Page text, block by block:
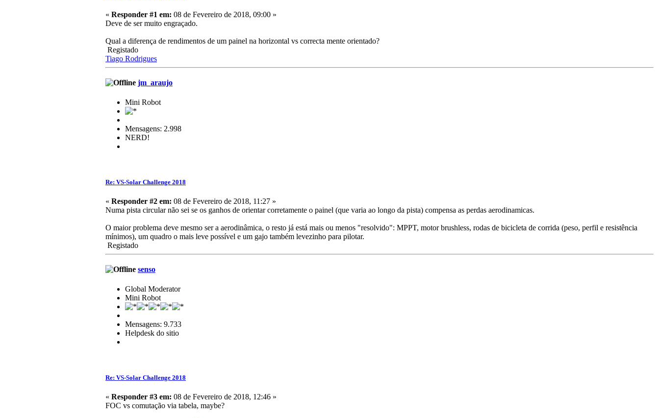
« Responder #1 em: 08 de Fevereiro de 2018, 09:00 »
Deve de ser muito engraçado.
Qual a diferença de rendimentos de um painel na horizontal vs correcta mente orientado?
Registado
Tiago Rodrigues
jm_araujo
Mini Robot
Mensagens: 2.998
NERD!
Re: VS-Solar Challenge 2018
« Responder #2 em: 08 de Fevereiro de 2018, 11:27 »
Numa pista circular não sei se os ganhos de orientar corretamente o painel (que varia ao longo da pista) compensa as perdas aerodinamicas.
O maior problema deve mesmo ser a aerodinâmica, o resto já está mais ou menos "resolvido": MPPT, motor brushless, rodas de bicicleta de corrida (peso, perfil e resistência
mínimos), um quadro o mais leve possível e um gajo também levezinho para pilotar.
Registado
senso
Global Moderator
Mini Robot
Mensagens: 9.733
Helpdesk do sitio
Re: VS-Solar Challenge 2018
« Responder #3 em: 08 de Fevereiro de 2018, 12:46 »
FOC vs comutação via tabela, maybe?